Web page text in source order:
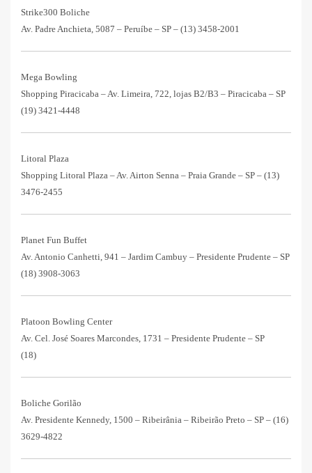
Strike300 Boliche
Av. Padre Anchieta, 5087 – Peruíbe – SP – (13) 3458-2001
Mega Bowling
Shopping Piracicaba – Av. Limeira, 722, lojas B2/B3 – Piracicaba – SP
(19) 3421-4448
Litoral Plaza
Shopping Litoral Plaza – Av. Airton Senna – Praia Grande – SP – (13)
3476-2455
Planet Fun Buffet
Av. Antonio Canhetti, 941 – Jardim Cambuy – Presidente Prudente – SP
(18) 3908-3063
Platoon Bowling Center
Av. Cel. José Soares Marcondes, 1731 – Presidente Prudente – SP
(18)
Boliche Gorilão
Av. Presidente Kennedy, 1500 – Ribeirânia – Ribeirão Preto – SP – (16)
3629-4822